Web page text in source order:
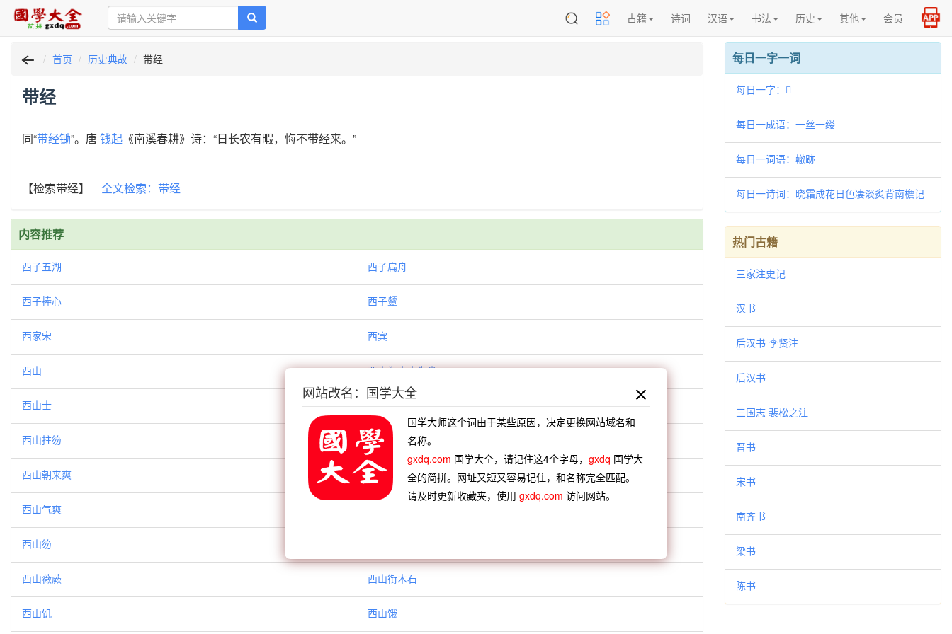
古籍 诗词 汉语 书法 历史 其他 会员
首页 历史典故 带经
带经
同“带经锄”。唐 钱起 《南溪春耕》诗：“日长农有暇，悔不带经来。”
【检索带经】 全文检索：带经
内容推荐
西子五湖 西子扁舟
西子捧心 西子颦
西家宋 西宾
西山 西山为水水为尘
西山士 西山夫
西山拄笏 西山拄颐
西山朝来爽 西山朝爽
西山气爽
西山笏
西山薇蕨 西山衔木石
西山饥 西山饿
每日一字一词
每日一字：𨯱
每日一成语：一丝一缕
每日一词语：轍跡
每日一诗词：晓霜成花日色凄淡炙背南檐记
所闻见
热门古籍
三家注史记
汉书
后汉书 李贤注
后汉书
三国志 裴松之注
晋书
宋书
南齐书
梁书
陈书
网站改名：国学大全
国学大师这个词由于某些原因，决定更换网站域名和
名称。
gxdq.com 国学大全，请记住这4个字母， gxdq 国学大
全的简拼。网址又短又容易记住，和名称完全匹配。
请及时更新收藏夹，使用 gxdq.com 访问网站。